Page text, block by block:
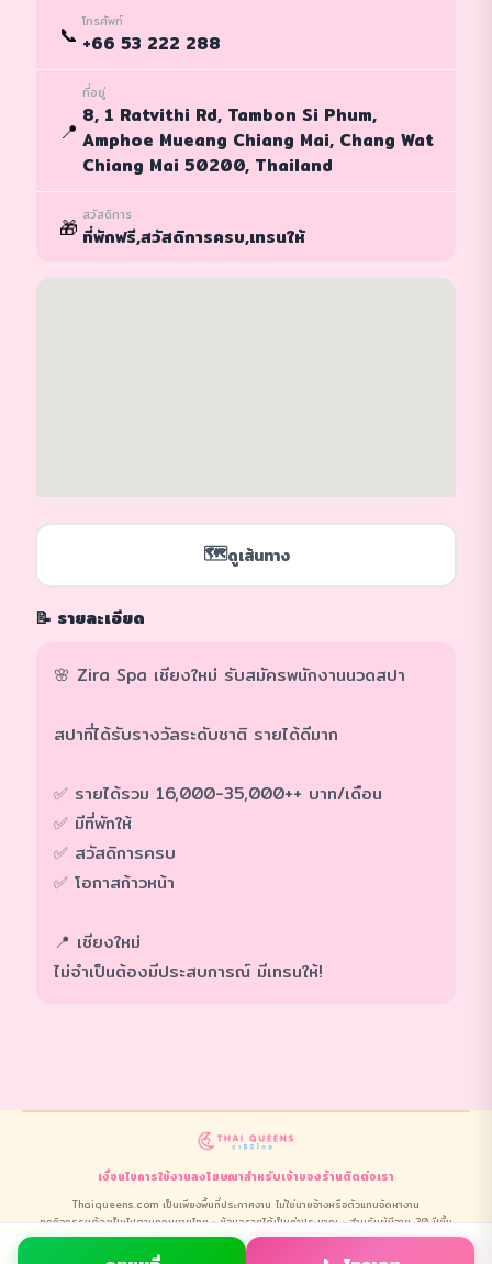
📞 โทรศัพท์
+66 53 222 288
📍
ที่อยู่
8, 1 Ratvithi Rd, Tambon Si Phum,
Amphoe Mueang Chiang Mai, Chang Wat
Chiang Mai 50200, Thailand
🎁 สวัสดิการ
ที่พักฟรี,สวัสดิการครบ,เทรนให้
🗺️ดูเส้นทาง
📝 รายละเอียด
🌸 Zira Spa เชียงใหม่ รับสมัครพนักงานนวดสปา
สปาที่ได้รับรางวัลระดับชาติ รายได้ดีมาก
✅ รายได้รวม 16,000-35,000++ บาท/เดือน
✅ มีที่พักให้
✅ สวัสดิการครบ
✅ โอกาสก้าวหน้า
📍 เชียงใหม่
ไม่จำเป็นต้องมีประสบการณ์ มีเทรนให้!
เงื่อนไขการใช้งานลงโฆษณาสำหรับเจ้าของร้านติดต่อเรา
Thaiqueens.com เป็นเพียงพื้นที่ประกาศงาน ไม่ใช่นายจ้างหรือตัวแทนจัดหางาน
ทุกกิจกรรมต้องเป็นไปตามกฎหมายไทย · ข้อมูลรายได้เป็นค่าประมาณ · สำหรับผู้มีอายุ 20 ปีขึ้น
ไปเท่านั้น
การใช้งานถือว่ายอมรับ
ข้อกำหนดและคำปฏิเสธความรับผิดชอบ